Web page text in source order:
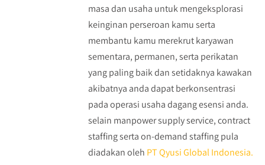
masa dan usaha untuk mengeksplorasi
keinginan perseroan kamu serta
membantu kamu merekrut karyawan
sementara, permanen, serta perikatan
yang paling baik dan setidaknya kawakan
akibatnya anda dapat berkonsentrasi
pada operasi usaha dagang esensi anda.
selain manpower supply service, contract
staffing serta on-demand staffing pula
diadakan oleh PT Qyusi Global Indonesia.